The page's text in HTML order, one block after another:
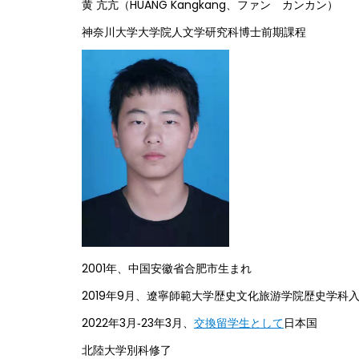
黄 亢亢（HUANG Kangkang、ファン カンカン）
神奈川大学大学院人文学研究科博士前期課程
2001年、中国安徽省合肥市生まれ
2019年9月、遼寧師範大学歴史文化旅游学院歴史学科
2022年3月‐23年3月、 交換留学生として日本国
北陸大学別科修了